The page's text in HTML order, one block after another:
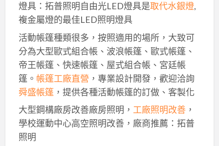
燈具：拓普照明自由光LED燈具是取代水銀燈,
複金屬燈的最佳LED照明燈具
活動帳篷種類很多，按照適用的場所，大致可
分為大型歐式組合帳、波浪帳篷、歐式帳篷、
帝王帳篷、快速帳篷、屋式組合帳、宮廷帳
篷。 帳篷工廠直營 ，專業設計開發，歡迎洽詢
舜盛帳篷，提供各種活動帳篷的訂做、客製化
大型鋼構廠房改善廠房照明， 工廠照明改善，
學校運動中心高空照明改善，廠商推薦：拓普
照明